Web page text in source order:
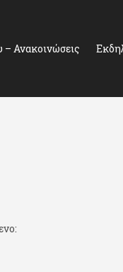
– Ανακοινώσεις